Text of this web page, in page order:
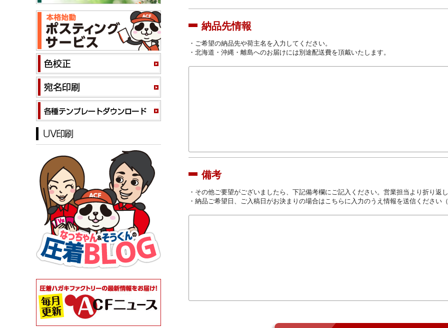
納品先情報
・ご希望の納品先や荷主名を入力してください。
・北海道・沖縄・離島へのお届けには別途配送費を頂戴いたします。
備考
・その他ご要望がございましたら、下記備考欄にご記入ください。営業担当より折り返
・納品ご希望日、ご入稿日がお決まりの場合はこちらに入力のうえ情報を送信ください